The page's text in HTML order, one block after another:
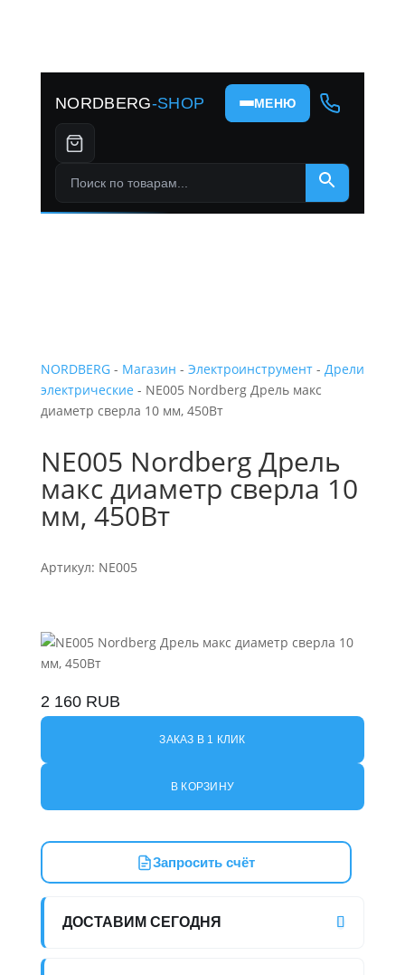
NORDBERG-SHOP МЕНЮ
Поиск по товарам...
×
NORDBERG- Магазин - Электроинструмент- Дрели
электрические - NE005 Nordberg Дрель макс
диаметр сверла 10 мм, 450Вт
NE005 Nordberg Дрель
макс диаметр сверла 10
мм, 450Вт
Артикул: NE005
2 160 RUB
ЗАКАЗ В 1 КЛИК
В КОРЗИНУ
Запросить счёт
ДОСТАВИМ СЕГОДНЯ